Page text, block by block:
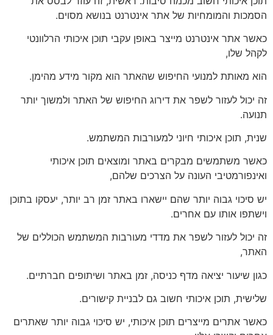
הסמכות והמומחיות של אתר אינטרנט בנושא מסוים.
כאשר אתר אינטרנט מייצר באופן עקבי תוכן איכותי הרלוונטי
לקהל שלו,
הוא מאותת למנועי החיפוש שהאתר הוא מקור מידע מהימן.
זה יכול לעזור לשפר את דירוג החיפוש של האתר ולמשוך יותר
תנועה.
שנית, תוכן איכותי חיוני למעורבות המשתמש.
כאשר משתמשים מבקרים באתר ומוצאים תוכן איכותי
ואינפורמטיבי העונה על הצרכים שלהם,
יש סיכוי גבוה יותר שהם יישארו באתר זמן רב יותר, יעסקו בתוכן
וישתפו אותו עם אחרים.
זה יכול לעזור לשפר את מדדי מעורבות המשתמש הכוללים של
האתר,
כגון שיעור יציאה מדף כניסה, זמן באתר ושיתופים חברתיים.
שלישית, תוכן איכותי חשוב גם לבניית קישורים.
כאשר אתרים מייצרים תוכן איכותי, יש סיכוי גבוה יותר שאתרים